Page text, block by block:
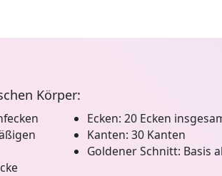
Körper:
Ecken: 20 Ecken
Kanten: 30 Kanten
Goldener Schnitt: Basis